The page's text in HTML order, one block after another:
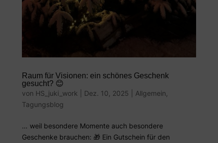
Raum für Visionen: ein schönes Geschenk
gesucht? 😊
von HS_juki_work Dez. 10, 2025 Allgemein
Tagungsblog
… weil besondere Momente auch besondere
Geschenke brauchen: 🎁 Ein Gutschein für den